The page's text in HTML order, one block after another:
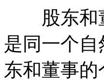
股东和董
是同一个
东和董事